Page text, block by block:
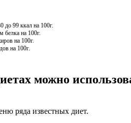
до 99 ккал на 100г.
белка на 100г.
на 100г.
на 100г.
можно
ряда известных диет.